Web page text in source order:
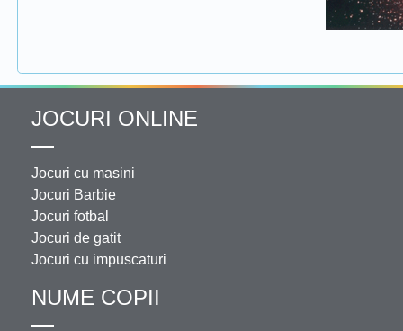
JOCURI ONLINE
Jocuri cu masini
Jocuri Barbie
Jocuri fotbal
Jocuri de gatit
Jocuri cu impuscaturi
NUME COPII